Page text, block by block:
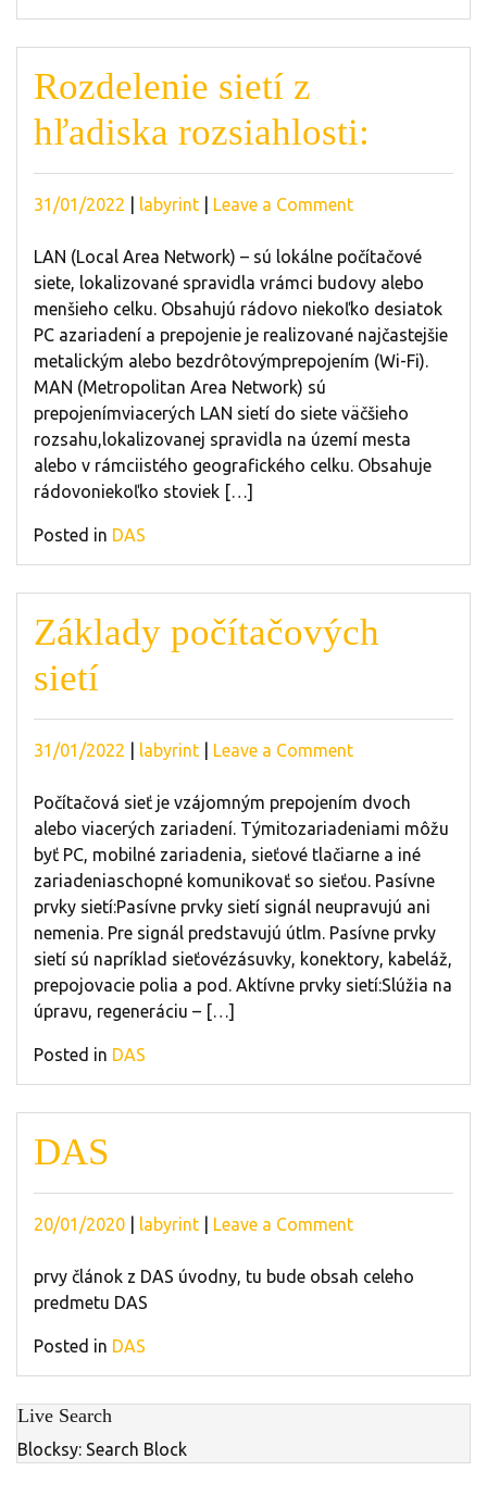
Rozdelenie sietí z
hľadiska rozsiahlosti:
Posted
31/01/2022
Posted
labyrint Leave a Commenton
sietí
z
hľadiska
rozsiahlosti:
LAN (Local Area Network) – sú lokálne počítačové
siete, lokalizované spravidla vrámci budovy alebo
menšieho celku. Obsahujú rádovo niekoľko desiatok
PC azariadení a prepojenie je realizované najčastejšie
metalickým alebo bezdrôtovýmprepojením (Wi-Fi).
MAN (Metropolitan Area Network) sú
prepojenímviacerých LAN sietí do siete väčšieho
rozsahu,lokalizovanej spravidla na území mesta
alebo v rámciistého geografického celku. Obsahuje
rádovoniekoľko stoviek […]
Posted in DAS
Základy počítačových
sietí
Posted
31/01/2022
Posted
labyrint Leave a Commenton
počítačových
sietí
Počítačová sieť je vzájomným prepojením dvoch
alebo viacerých zariadení. Týmitozariadeniami môžu
byť PC, mobilné zariadenia, sieťové tlačiarne a iné
zariadeniaschopné komunikovať so sieťou. Pasívne
prvky sietí:Pasívne prvky sietí signál neupravujú ani
nemenia. Pre signál predstavujú útlm. Pasívne prvky
sietí sú napríklad sieťovézásuvky, konektory, kabeláž,
prepojovacie polia a pod. Aktívne prvky sietí:Slúžia na
úpravu, regeneráciu – […]
Posted in DAS
DAS
Posted
20/01/2020
Posted
labyrint Leave a Commenton
prvy článok z DAS úvodny, tu bude obsah celeho
predmetu DAS
Posted in DAS
Live Search
Blocksy: Search Block